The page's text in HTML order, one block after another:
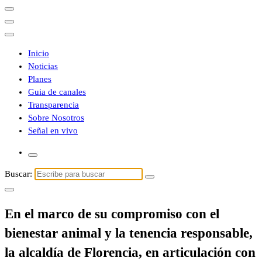
Inicio
Noticias
Planes
Guia de canales
Transparencia
Sobre Nosotros
Señal en vivo
Buscar:
En el marco de su compromiso con el
bienestar animal y la tenencia responsable,
la alcaldía de Florencia, en articulación con